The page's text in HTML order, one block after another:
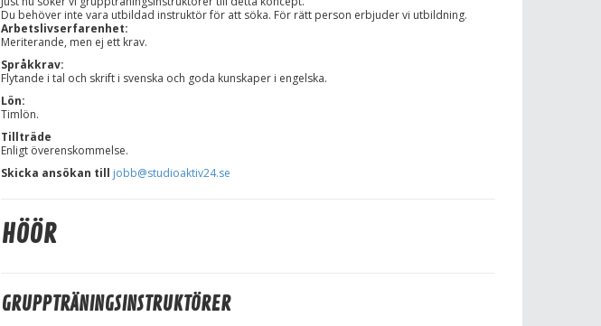
Du behöver inte vara utbildad instruktör för att söka. För rätt person erbjuder vi utbildning.
Arbetslivserfarenhet:
Meriterande, men ej ett krav.
Språkkrav:
Flytande i tal och skrift i svenska och goda kunskaper i engelska.
Lön:
Timlön.
Tillträde
Enligt överenskommelse.
Skicka ansökan till jobb@studioaktiv24.se
HÖÖR
GRUPPTRÄNINGSINSTRUKTÖRER